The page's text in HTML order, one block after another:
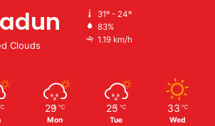
Clouds
31º - 24º
83%
1.19 km/h
29 ℃
Mon
25 ℃
Tue
33 ℃
Wed